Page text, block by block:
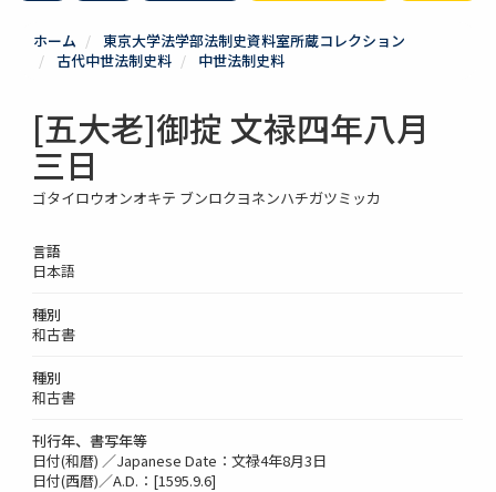
ホーム
東京大学法学部法制史資料室所蔵コレクション
古代中世法制史料
中世法制史料
[五大老]御掟 文禄四年八月
三日
ゴタイロウオンオキテ ブンロクヨネンハチガツミッカ
言語
日本語
種別
和古書
種別
和古書
刊行年、書写年等
日付(和暦) ／Japanese Date：文禄4年8月3日
日付(西暦)／A.D.：[1595.9.6]